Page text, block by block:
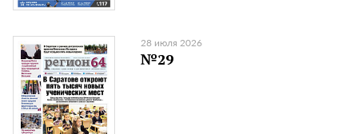
28 июля 2026
№29